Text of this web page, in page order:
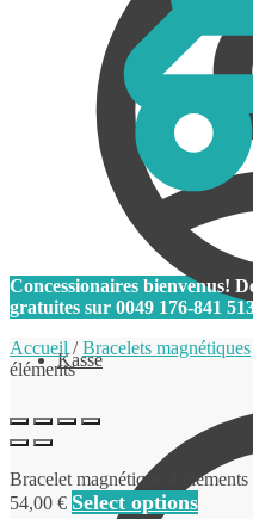
Kasse
Concessionaires bienvenus!
gratuites sur 0049 176-841
Accueil /Bracelets magnétiques
éléments
Bracelet magnétique 4 éléments
54,00 € Select options